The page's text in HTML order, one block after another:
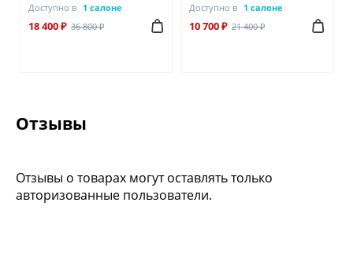
Доступно в 1 салоне
18 400 ₽ 36 800 ₽
Доступно в 1 салоне
10 700 ₽ 21 400 ₽
Отзывы
Отзывы о товарах могут оставлять только
авторизованные пользователи.